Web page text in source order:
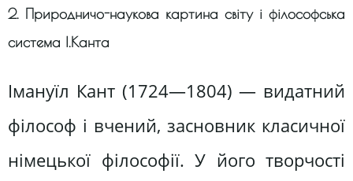
2. Природничо-наукова картина світу і філософська
система І.Канта
Імануїл Кант (1724—1804) — видатний
філософ і вчений, засновник класичної
німецької філософії. У його творчості